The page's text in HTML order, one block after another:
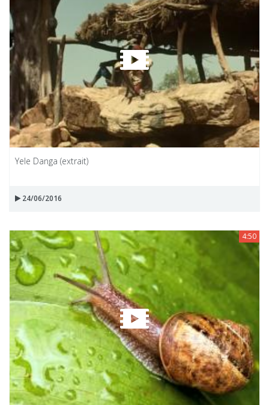
Yele Danga (extrait)
24/06/2016
4:50